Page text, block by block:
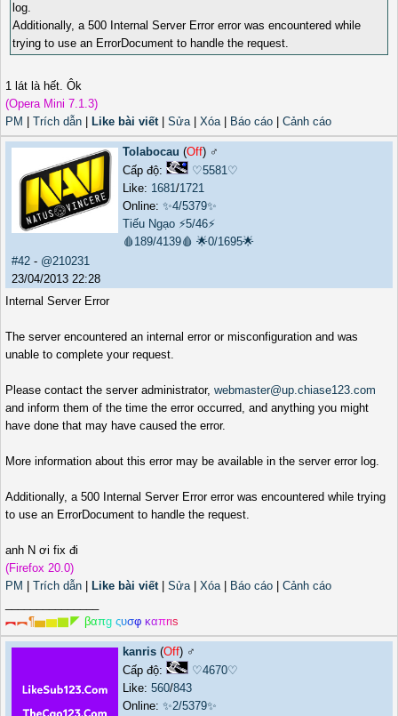
log.
Additionally, a 500 Internal Server Error error was encountered while
trying to use an ErrorDocument to handle the request.
1 lát là hết. Ôk
(Opera Mini 7.1.3)
PM
Trích dẫn Like bài viết| Sửa| Xóa| Báo cáo Cảnh cáo
Tolabocau (Off) ♂️
Cấp độ:
♡5581♡
Like: 1681/1721
Online: ✨4/5379✨
Tiếu Ngạo ⚡5/46⚡
🩸189/4139🩸 🌟0/1695🌟
#42 - @210231
23/04/2013 22:28
Internal Server Error
The server encountered an internal error or misconfiguration and was
unable to complete your request.
Please contact the server administrator, webmaster@up.chiase123.com
and inform them of the time the error occurred, and anything you might
have done that may have caused the error.
More information about this error may be available in the server error log.
Additionally, a 500 Internal Server Error error was encountered while trying
to use an ErrorDocument to handle the request.
anh N ơi fix đi
(Firefox 20.0)
PM
Trích dẫn Like bài viết| Sửa| Xóa| Báo cáo
Cảnh cáo
︻︻¶▅▆▇◤ βαπg ςυσφ καπrιs
kanris (Off) ♂️
Cấp độ:
♡4670♡
Like: 560/843
Online: ✨2/5379✨